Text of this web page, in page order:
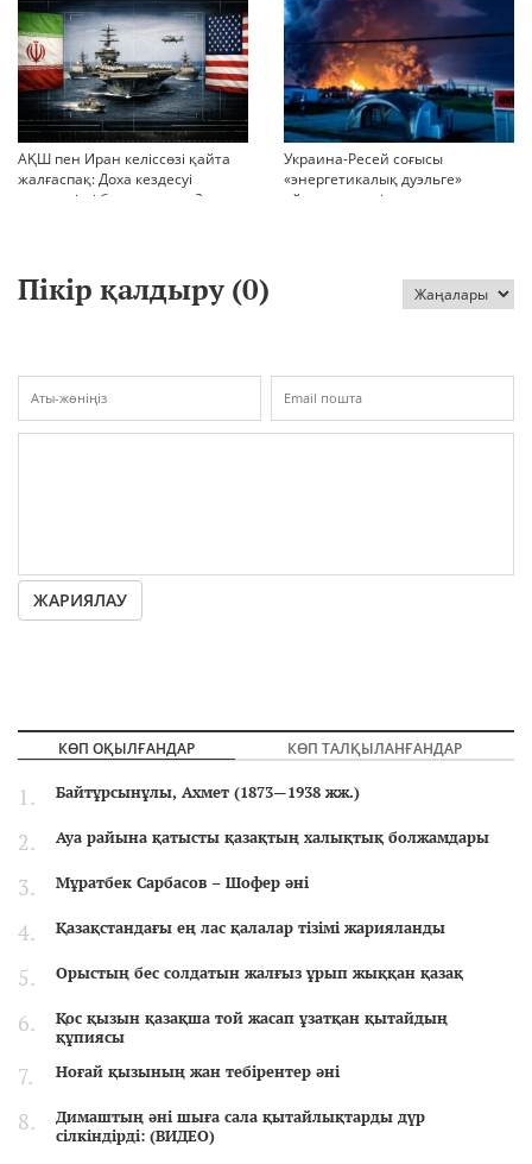
АҚШ пен Иран келіссөзі қайта
жалғаспақ: Доха кездесуі
шиеленісті бәсеңдете ме?
Украина-Ресей соғысы
«энергетикалық дуэльге»
айналып кетті
Пікір қалдыру (0)
ЖАРИЯЛАУ
КӨП ОҚЫЛҒАНДАР КӨП ТАЛҚЫЛАНҒАНДАР
Байтұрсынұлы, Ахмет (1873—1938 жж.)
Ауа райына қатысты қазақтың халықтық болжамдары
Мұратбек Сарбасов – Шофер әні
Қазақстандағы ең лас қалалар тізімі жарияланды
Орыстың бес солдатын жалғыз ұрып жыққан қазақ
Қос қызын қазақша той жасап ұзатқан қытайдың
құпиясы
Ноғай қызының жан тебірентер әні
Димаштың әні шыға сала қытайлықтарды дүр
сілкіндірді: (ВИДЕО)